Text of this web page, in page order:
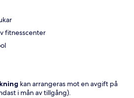
fitnesscenter
kan arrangeras mot en avgift på
i mån av tillgång).